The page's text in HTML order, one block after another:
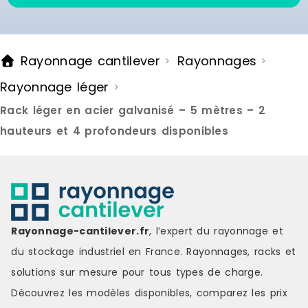
Rayonnage cantilever > Rayonnages >
Rayonnage léger >
Rack léger en acier galvanisé – 5 mètres – 2
hauteurs et 4 profondeurs disponibles
Rayonnage-cantilever.fr, l’expert du rayonnage et
du stockage industriel en France. Rayonnages, racks et
solutions sur mesure pour tous types de charge.
Découvrez les modèles disponibles, comparez les prix